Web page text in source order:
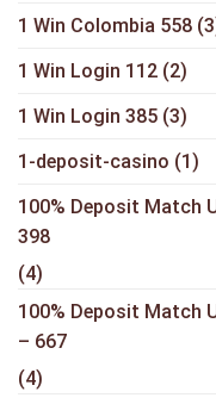
1 Win Colombia 558
1 Win Login 112 (2)
1 Win Login 385 (3)
1-deposit-casino (1)
100% Deposit Match
398
(4)
100% Deposit Match
– 667
(4)